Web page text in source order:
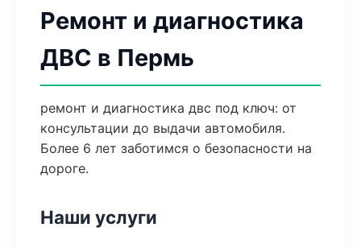
Ремонт и диагностика
ДВС в Пермь
ремонт и диагностика двс под ключ: от
консультации до выдачи автомобиля.
Более 6 лет заботимся о безопасности на
дороге.
Наши услуги